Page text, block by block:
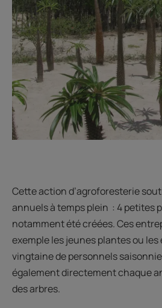
Cette action d’agroforesterie
annuels à temps plein : 4 petites
notamment été créées. Ces
exemple les jeunes plantes ou les
vingtaine de personnels
également directement chaque
des arbres.